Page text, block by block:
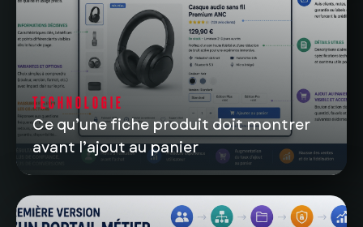
TECHNOLOGIE
Ce qu’une fiche produit doit montrer
avant l’ajout au panier